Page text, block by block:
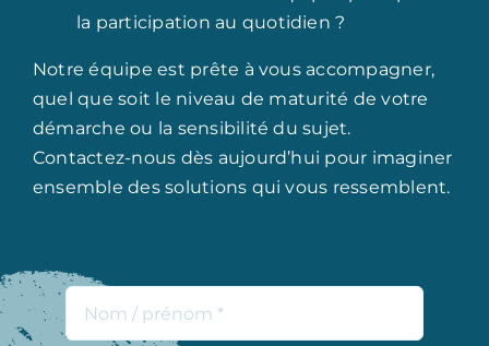
la participation au quotidien ?
Notre équipe est prête à vous accompagner,
quel que soit le niveau de maturité de votre
démarche ou la sensibilité du sujet.
Contactez-nous dès aujourd’hui pour imaginer
ensemble des solutions qui vous ressemblent.